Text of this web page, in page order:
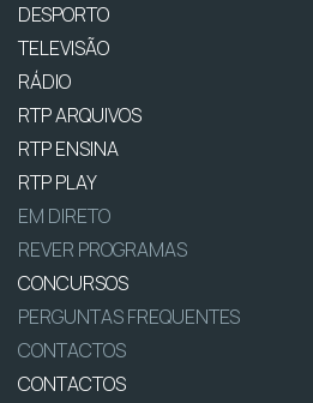
DESPORTO
TELEVISÃO
RÁDIO
RTP ARQUIVOS
RTP ENSINA
RTP PLAY
EM DIRETO
REVER PROGRAMAS
CONCURSOS
PERGUNTAS FREQUENTES
CONTACTOS
CONTACTOS